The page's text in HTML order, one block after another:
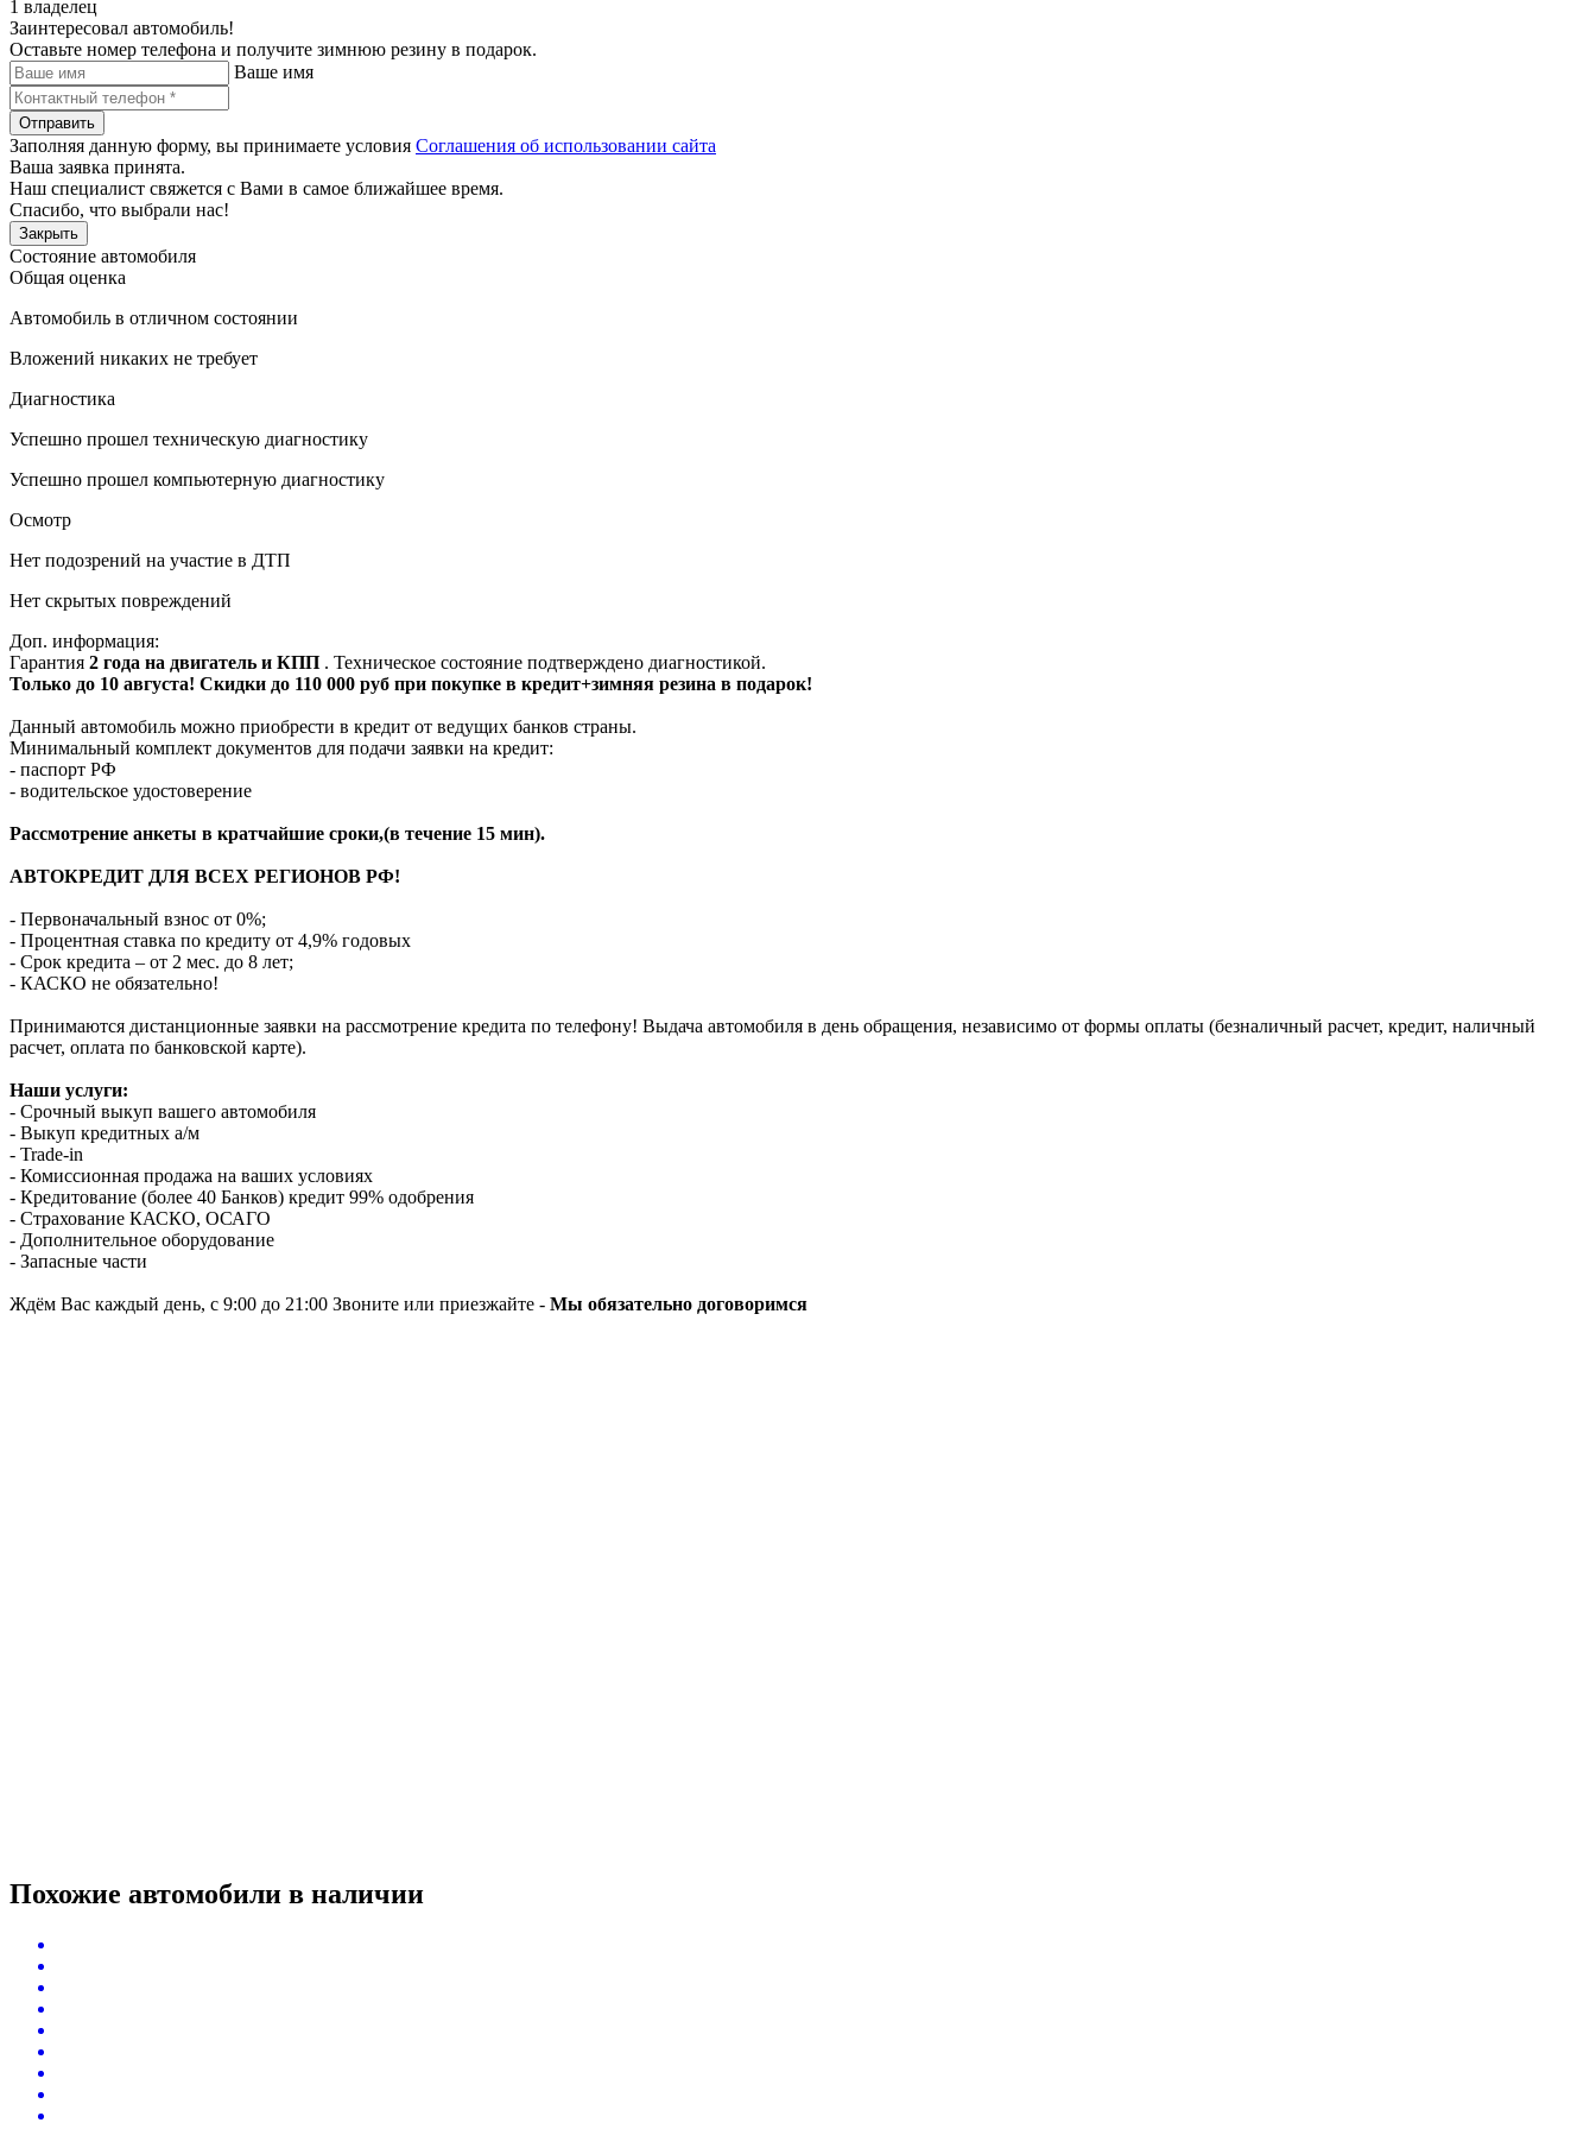
1 владелец
Заинтересовал автомобиль!
Оставьте номер телефона и получите зимнюю резину в подарок.
Ваше имя
Отправить
Заполняя данную форму, вы принимаете условия Соглашения об использовании сайта
Ваша заявка принята.
Наш специалист свяжется с Вами в самое ближайшее время.
Спасибо, что выбрали нас!
Закрыть
Состояние автомобиля
Общая оценка
Автомобиль в отличном состоянии
Вложений никаких не требует
Диагностика
Успешно прошел техническую диагностику
Успешно прошел компьютерную диагностику
Осмотр
Нет подозрений на участие в ДТП
Нет скрытых повреждений
Доп. информация:
Гарантия 2 года на двигатель и КПП . Техническое состояние подтверждено диагностикой.
Только до 10 августа! Скидки до 110 000 руб при покупке в кредит+зимняя резина в подарок!
Данный автомобиль можно приобрести в кредит от ведущих банков страны.
Минимальный комплект документов для подачи заявки на кредит:
- паспорт РФ
- водительское удостоверение
Рассмотрение анкеты в кратчайшие сроки,(в течение 15 мин).
АВТОКРЕДИТ ДЛЯ ВСЕХ РЕГИОНОВ РФ!
- Первоначальный взнос от 0%;
- Процентная ставка по кредиту от 4,9% годовых
- Срок кредита – от 2 мес. до 8 лет;
- КАСКО не обязательно!
Принимаются дистанционные заявки на рассмотрение кредита по телефону! Выдача автомобиля в день обращения, независимо от формы оплаты (безналичный расчет, кредит, наличный
расчет, оплата по банковской карте).
Наши услуги:
- Срочный выкуп вашего автомобиля
- Выкуп кредитных а/м
- Trade-in
- Комиссионная продажа на ваших условиях
- Кредитование (более 40 Банков) кредит 99% одобрения
- Страхование КАСКО, ОСАГО
- Дополнительное оборудование
- Запасные части
Ждём Вас каждый день, с 9:00 до 21:00 Звоните или приезжайте - Мы обязательно договоримся
Похожие автомобили в наличии